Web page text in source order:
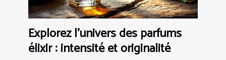
Explorez l'univers des parfums
élixir : intensité et originalité